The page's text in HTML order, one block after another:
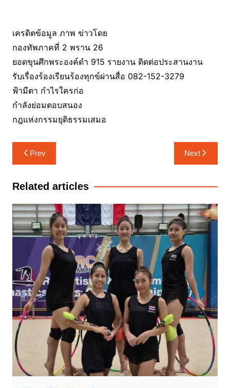
เครดิตข้อมูล ภาพ ข่าวโดย
กองทัพภาคที่ 2 พราน 26
ยอดขุนศึกพระองค์ดำ 915 รายงาน ติดต่อประสานงาน
รับเรื่องร้องเรียนร้องทุกข์ผ่านสื่อ 082-152-3279
ฟ้ามีตา กำไรใครก่อ
กำลังย่อมตอบสนอง
กฎแห่งกรรมยุติธรรมเสมอ
แนะแนว
เรื่อง
Prev Next
Related articles